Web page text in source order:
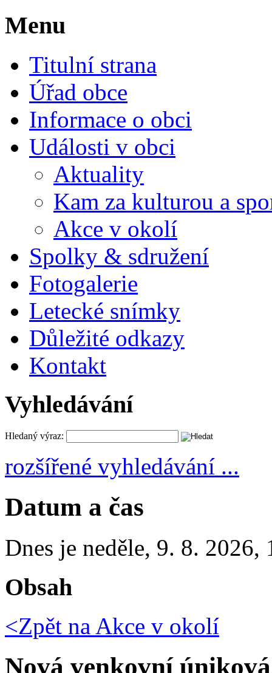
Menu
Titulní strana
Úřad obce
Informace o obci
Události v obci
Aktuality
Kam za kulturou a
Akce v okolí
Spolky & sdružení
Fotogalerie
Letecké snímky
Důležité odkazy
Kontakt
Vyhledávání
Hledaný výraz:
rozšířené vyhledávání ...
Datum a čas
Dnes je neděle, 9. 8. 2026,
Obsah
<Zpět na Akce v okolí
Nová venkovní